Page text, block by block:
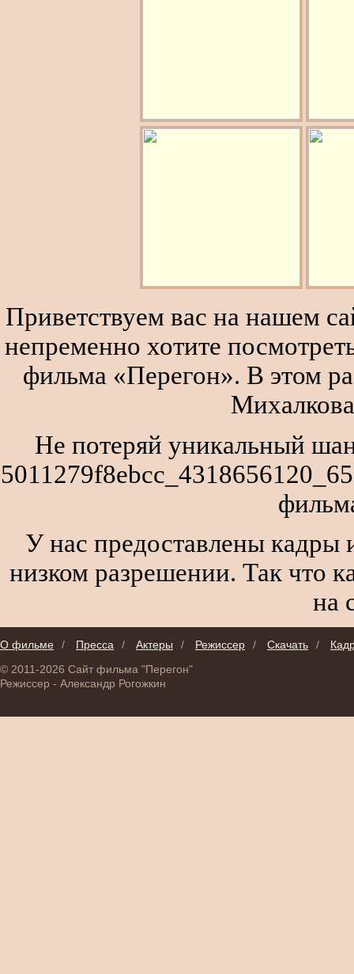
Приветствуем вас на нашем
непременно хотите
фильма «Перегон». В этом
Не потеряй уникальный
У нас предоставлены кадры
низком разрешении. Так что
на
О фильме / Пресса / Актеры / Режиссер / Скачать /
© 2011-2026 Сайт фильма "Перегон"
Режиссер - Александр Рогожкин